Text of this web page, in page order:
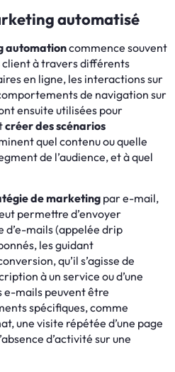
automatisé
automationcommence souvent
client à travers différents
en ligne, les interactions sur
de navigation sur
ensuite utilisées pour
créer des scénarios
quel contenu ou quelle
de l’audience, et à quel
de marketing par e-mail,
permettre d’envoyer
mails (appelée drip
les guidant
qu’il s’agisse de
à un service ou d’une
e-mails peuvent être
spécifiques, comme
une visite répétée d’une page
d’activité sur une